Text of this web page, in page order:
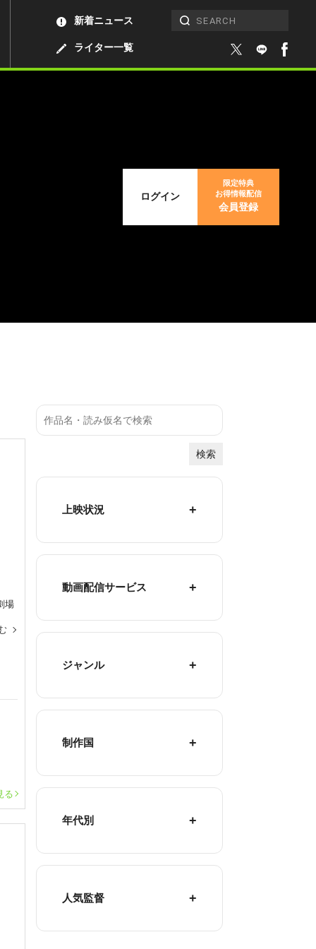
ライター一覧
新着ニュース
ログイン
限定特典
お得情報配信
会員登録
場
る
検索
上映状況
動画配信サービス
ジャンル
制作国
年代別
人気監督